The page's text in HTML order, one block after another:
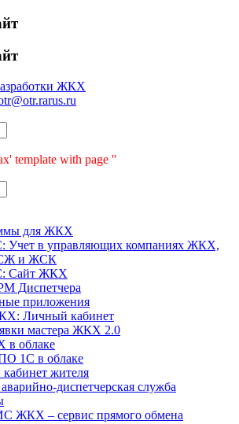
ЖКХ
template with page ''
для ЖКХ
Учет в управляющих компаниях ЖКХ,
и ЖСК
Сайт ЖКХ
Диспетчера
приложения
Личный кабинет
мастера ЖКХ 2.0
облаке
1С в облаке
жителя
диспетчерская служба
ЖКХ – сервис прямого обмена